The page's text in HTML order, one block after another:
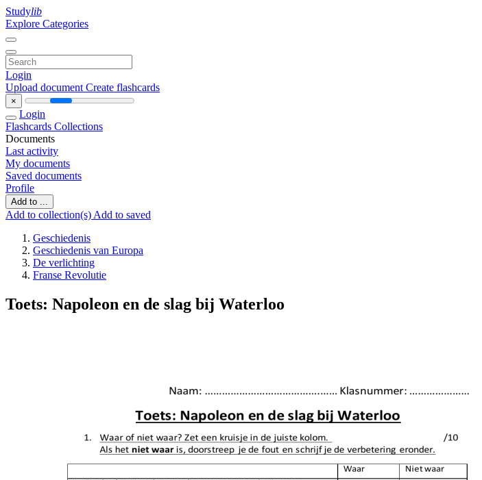
Studylib
Explore Categories
Login
Upload document Create flashcards
×
Login
Flashcards Collections
Documents
Last activity
My documents
Saved documents
Profile
Add to ...
Add to collection(s) Add to saved
Geschiedenis
Geschiedenis van Europa
De verlichting
Franse Revolutie
Toets: Napoleon en de slag bij Waterloo